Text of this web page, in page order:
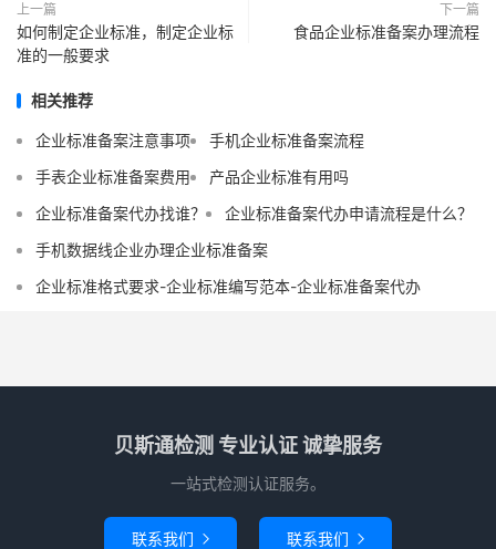
上一篇
如何制定企业标准，制定企业标
准的一般要求
下一篇
食品企业标准备案办理流程
相关推荐
企业标准备案注意事项
手机企业标准备案流程
手表企业标准备案费用
产品企业标准有用吗
企业标准备案代办找谁？
企业标准备案代办申请流程是什么？
手机数据线企业办理企业标准备案
企业标准格式要求-企业标准编写范本-企业标准备案代办
贝斯通检测 专业认证 诚挚服务
一站式检测认证服务。
联系我们  联系我们 